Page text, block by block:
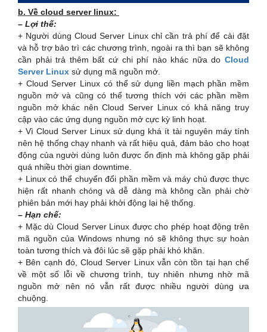
b. Về cloud server linux:
– Lợi thế:
+ Người dùng Cloud Server Linux chỉ cần trả phí để cài đặt
và hỗ trợ bảo trì các chương trình, ngoài ra thì bạn sẽ không
cần phải trả thêm bất cứ chi phí nào khác nữa do Cloud
Server Linux sử dụng mã nguồn mở.
+ Cloud Server Linux có thể sử dụng liền mạch phần mềm
nguồn mở và cũng có thể tương thích với các phần mềm
nguồn mở khác nên Cloud Server Linux có khả năng truy
cập vào các ứng dụng nguồn mở cực kỳ linh hoạt.
+ Vì Cloud Server Linux sử dụng khá ít tài nguyên máy tính
nên hệ thống chạy nhanh và rất hiệu quả, đảm bảo cho hoạt
động của người dùng luôn được ổn định mà không gặp phải
quá nhiều thời gian downtime.
+ Linux có thể chuyển đổi phần mềm và máy chủ được thực
hiện rất nhanh chóng và dễ dàng mà không cần phải chờ
phiên bản mới hay phải khởi động lại hệ thống.
– Hạn chế:
+ Mặc dù Cloud Server Linux được cho phép hoạt động trên
mã nguồn của Windows nhưng nó sẽ không thực sự hoàn
toàn tương thích và đôi lúc sẽ gặp phải khó khăn.
+ Bên cạnh đó, Cloud Server Linux vẫn còn tồn tại hạn chế
về một số lỗi về chương trình, tuy nhiên nhưng nhờ mã
nguồn mở nên nó vẫn rất được nhiều người dùng ưa
chuộng.